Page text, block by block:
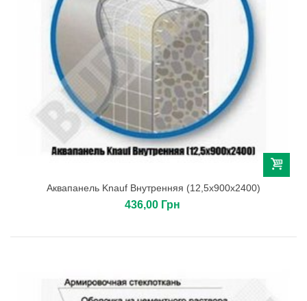
Аквапанель Knauf Внутренняя (12,5х900х2400)
436,00 Грн